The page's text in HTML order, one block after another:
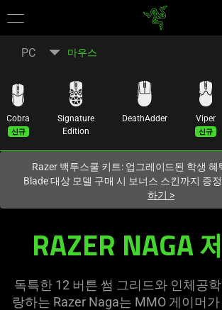
사이트에 있습
PC 마우스
Cobra
신규
Signature
Edition
DeathAdder
Viper
신규
Razer 백투스쿨 키트: 업그레이드된 학생 혜
Blade 대상 모델 구매 시 보너스 스킨까지 증
하기 >
Gaming
Mouse
RAZER NAGA
독특한 12 버튼 썸 그리드와 인체공
랑하는 Razer Naga는 MMO 게이머